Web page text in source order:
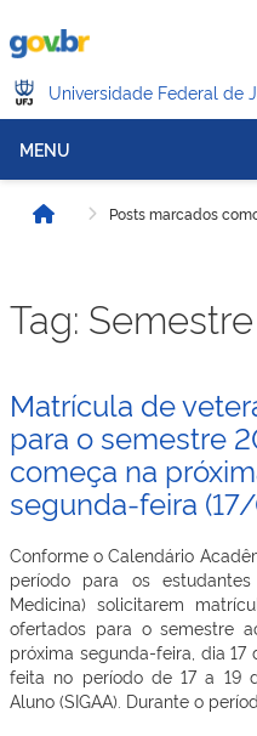
Universidade Federal de
MENU
Início Posts marcados
Tag:
Matrícula de
para o semestre
começa na
segunda-feira
Conforme o Calendário
período para os
Medicina) solicitarem
ofertados para o semestre
próxima segunda-feira, dia
feita no período de 17 a 19
Aluno (SIGAA). Durante o